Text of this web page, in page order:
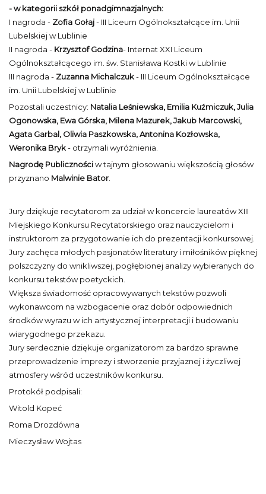
- w kategorii szkół ponadgimnazjalnych:
I nagroda - Zofia Gołaj- III Liceum Ogólnokształcące im. Unii
Lubelskiej w Lublinie
II nagroda - Krzysztof Godzina- Internat XXI Liceum
Ogólnokształcącego im. św. Stanisława Kostki w Lublinie
III nagroda - Zuzanna Michalczuk- III Liceum Ogólnokształcące
im. Unii Lubelskiej w Lublinie
Pozostali uczestnicy: Natalia Leśniewska, Emilia Kuźmiczuk, Julia
Ogonowska, Ewa Górska, Milena Mazurek, Jakub Marcowski,
Agata Garbal, Oliwia Paszkowska, Antonina Kozłowska,
Weronika Bryk- otrzymali wyróżnienia.
Nagrodę Publicznościw tajnym głosowaniu większością głosów
przyznano Malwinie Bator
Jury dziękuje recytatorom za udział w koncercie laureatów XIII
Miejskiego Konkursu Recytatorskiego oraz nauczycielom i
instruktorom za przygotowanie ich do prezentacji konkursowej.
Jury zachęca młodych pasjonatów literatury i miłośników pięknej
polszczyzny do wnikliwszej, pogłębionej analizy wybieranych do
konkursu tekstów poetyckich.
Większa świadomość opracowywanych tekstów pozwoli
wykonawcom na wzbogacenie oraz dobór odpowiednich
środków wyrazu w ich artystycznej interpretacji i budowaniu
wiarygodnego przekazu.
Jury serdecznie dziękuje organizatorom za bardzo sprawne
przeprowadzenie imprezy i stworzenie przyjaznej i życzliwej
atmosfery wśród uczestników konkursu.
Protokół podpisali:
Witold Kopeć
Roma Drozdówna
Mieczysław Wojtas